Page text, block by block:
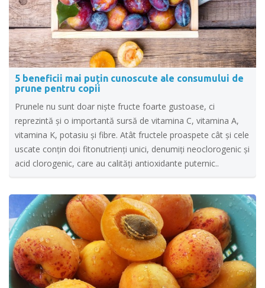
5 beneficii mai puțin cunoscute ale consumului de
prune pentru copii
Prunele nu sunt doar nişte fructe foarte gustoase, ci
reprezintă și o importantă sursă de vitamina C, vitamina A,
vitamina K, potasiu şi fibre. Atât fructele proaspete cât și cele
uscate conţin doi fitonutrienţi unici, denumiţi neoclorogenic şi
acid clorogenic, care au calităţi antioxidante puternic..